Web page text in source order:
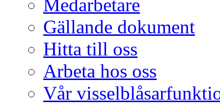
Medarbetare
Gällande dokument
Hitta till oss
Arbeta hos oss
Vår